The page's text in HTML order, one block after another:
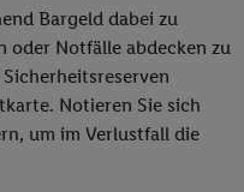
Bargeld dabei zu
oder Notfälle abdecken zu
Notieren Sie sich
um im Verlustfall die